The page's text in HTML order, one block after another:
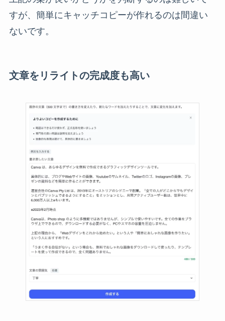
すが、簡単にキャッチコピーが作れるのは間違い
ないです。
文章をリライトの完成度も高い